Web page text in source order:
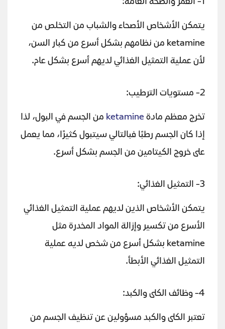
يتمكن الأشخاص الأصحاء والشباب من التخلص من
ketamine من نظامهم بشكل أسرع من كبار السن،
لأن عملية التمثيل الغذائي لديهم أسرع بشكل عام.
2- مستويات الترطيب:
تخرج معظم مادة ketamine من الجسم في البول، لذا
إذا كان الجسم رطبًا فبالتالي سيتبول كثيرًا، مما يعمل
على خروج الكيتامين من الجسم بشكل أسرع.
3- التمثيل الغذائي:
يتمكن الأشخاص الذين لديهم عملية التمثيل الغذائي
الأسرع من تكسير وإزالة المواد المخدرة مثل
ketamine بشكل أسرع من شخص لديه عملية
التمثيل الغذائي الأبطأ.
4- وظائف الكلى والكبد:
تعتبر الكلى والكبد مسؤولين عن تنظيف الجسم من